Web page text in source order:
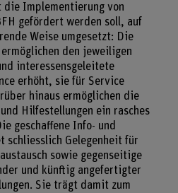
die Implementierung von
gefördert werden soll, auf
Weise umgesetzt: Die
den jeweiligen
interessensgeleitete
erhöht, sie für Service
hinaus ermöglichen die
Hilfestellungen ein rasches
geschaffene Info- und
schliesslich Gelegenheit für
sowie gegenseitige
und künftig angefertigter
Sie trägt damit zum